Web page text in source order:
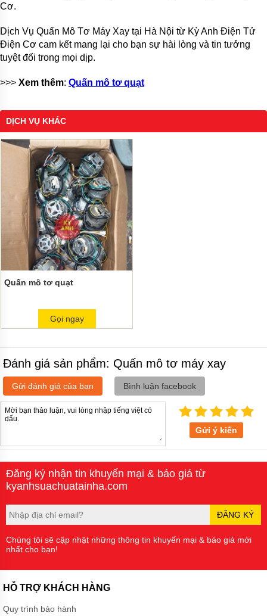
Cơ.
Dịch Vụ Quấn Mô Tơ Máy Xay tại Hà Nội từ Kỳ Anh Điện Tử
Điện Cơ cam kết mang lại cho bạn sự hài lòng và tin tưởng
tuyệt đối trong mọi dịp.
>>> Xem thêm: Quấn mô tơ quạt
DỊCH VỤ KHÁC
Quấn mô tơ quạt
Gọi ngay
Đánh giá sản phẩm: Quấn mô tơ máy xay
Gửi đánh giá của bạn Bình luận facebook
Gửi ý kiến
Đăng ký nhận tin khuyến mại & báo giá từ
kyanhsuachuatainha.com
ĐĂNG KÝ
Chúng tôi sẽ cập nhật những thông tin khuyến mại & báo giá mới
nhất cho bạn!
HỖ TRỢ KHÁCH HÀNG
Quy trình bảo hành